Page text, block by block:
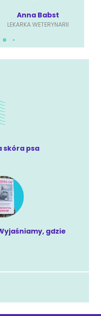
Anna Babst
LEKARKA WETERYNARII
skóra psa
gdzie